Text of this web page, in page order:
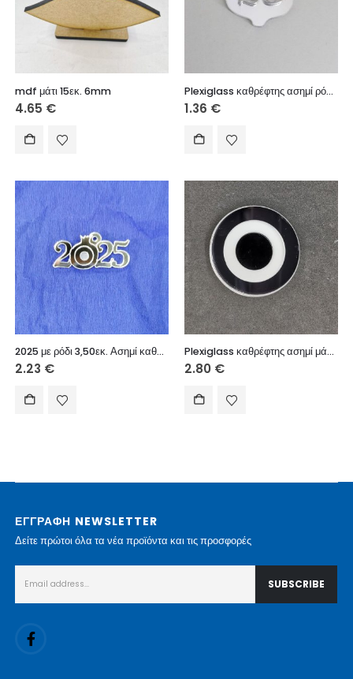
mdf μάτι 15εκ. 6mm
4.65 €
Plexiglass καθρέφτης ασημί ρόδι 3 εκ.
1.36 €
2025 με ρόδι 3,50εκ. Ασημί καθρέφτης 5τεμ.
2.23 €
Plexiglass καθρέφτης ασημί μάτι 6 εκ.
2.80 €
ΕΓΓΡΑΦΗ NEWSLETTER
Δείτε πρώτοι όλα τα νέα προϊόντα και τις προσφορές